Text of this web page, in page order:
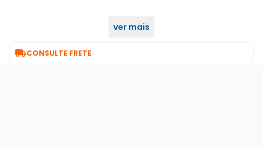
ver mais
CONSULTE FRETE